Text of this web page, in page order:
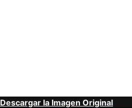
Descargar la Imagen Original